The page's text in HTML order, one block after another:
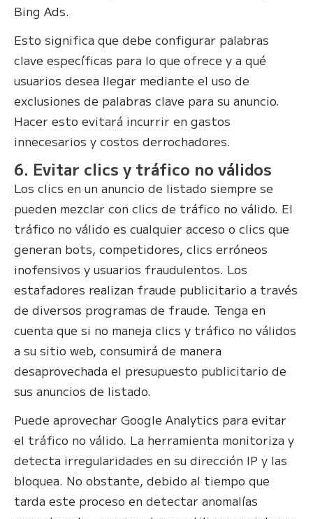
Bing Ads.
Esto significa que debe configurar palabras
clave específicas para lo que ofrece y a qué
usuarios desea llegar mediante el uso de
exclusiones de palabras clave para su anuncio.
Hacer esto evitará incurrir en gastos
innecesarios y costos derrochadores.
6. Evitar clics y tráfico no válidos
Los clics en un anuncio de listado siempre se
pueden mezclar con clics de tráfico no válido. El
tráfico no válido es cualquier acceso o clics que
generan bots, competidores, clics erróneos
inofensivos y usuarios fraudulentos. Los
estafadores realizan fraude publicitario a través
de diversos programas de fraude. Tenga en
cuenta que si no maneja clics y tráfico no válidos
a su sitio web, consumirá de manera
desaprovechada el presupuesto publicitario de
sus anuncios de listado.
Puede aprovechar Google Analytics para evitar
el tráfico no válido. La herramienta monitoriza y
detecta irregularidades en su dirección IP y las
bloquea. No obstante, debido al tiempo que
tarda este proceso en detectar anomalías